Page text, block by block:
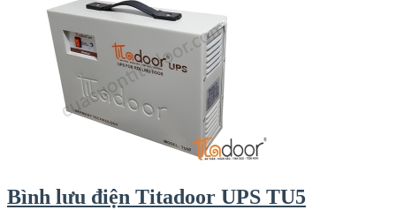
Bình lưu điện Titadoor UPS TU5